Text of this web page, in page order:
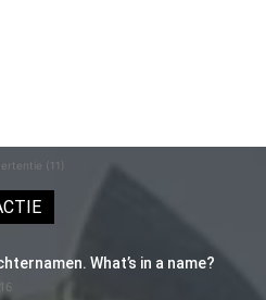
(11)
What’s in a name?